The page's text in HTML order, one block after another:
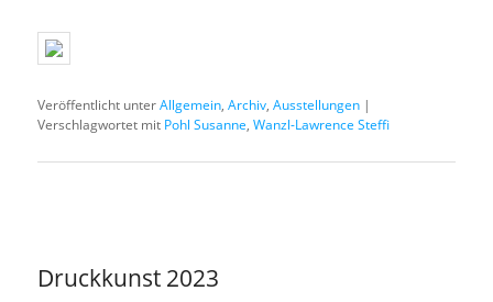
Veröffentlicht unterAllgemein,Archiv,Ausstellungen |
Verschlagwortet mit Pohl Susanne,Wanzl-Lawrence Steffi
Druckkunst 2023